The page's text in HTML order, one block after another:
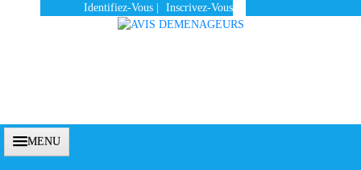
Identifiez-Vous Inscrivez-Vous
MENU